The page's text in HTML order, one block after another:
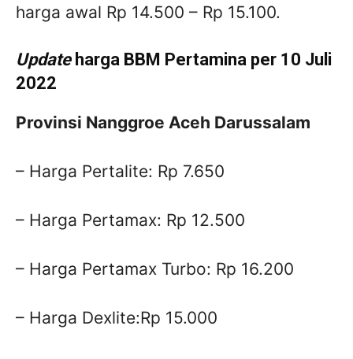
harga awal Rp 14.500 – Rp 15.100.
Update harga BBM Pertamina per 10 Juli
2022
Provinsi Nanggroe Aceh Darussalam
– Harga Pertalite: Rp 7.650
– Harga Pertamax: Rp 12.500
– Harga Pertamax Turbo: Rp 16.200
– Harga Dexlite:Rp 15.000